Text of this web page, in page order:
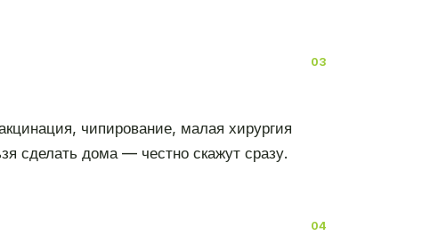
чипирование, малая хирургия
сделать дома — честно скажут сразу.